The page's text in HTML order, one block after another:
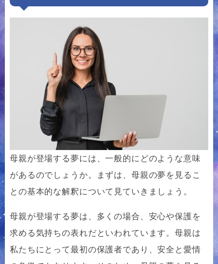
母親が登場する夢には、一般的にどのような意味
があるのでしょうか。まずは、母親の夢を見るこ
との基本的な解釈について見ていきましょう。
母親が登場する夢は、多くの場合、安心や保護を
求める気持ちの表れだといわれています。母親は
私たちにとって最初の保護者であり、安全と愛情